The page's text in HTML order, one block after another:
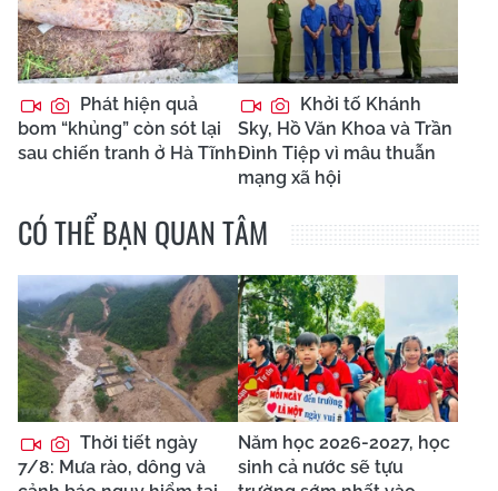
Phát hiện quả
bom “khủng” còn sót lại
sau chiến tranh ở Hà Tĩnh
Khởi tố Khánh
Sky, Hồ Văn Khoa và Trần
Đình Tiệp vì mâu thuẫn
mạng xã hội
CÓ THỂ BẠN QUAN TÂM
Thời tiết ngày
7/8: Mưa rào, dông và
Năm học 2026-2027, học
sinh cả nước sẽ tựu